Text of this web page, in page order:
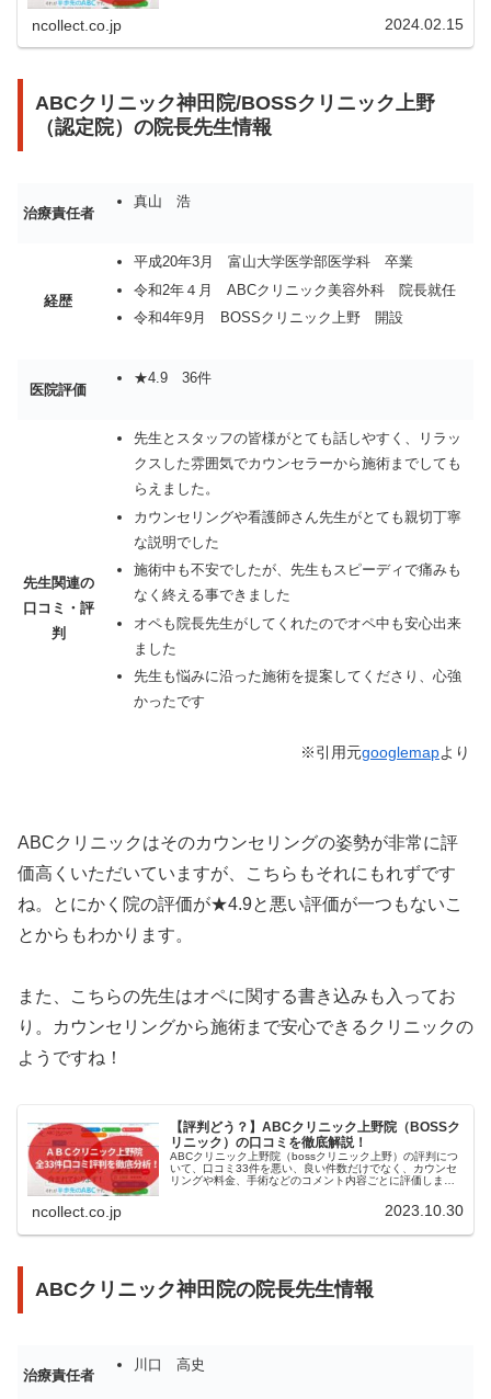
ncollect.co.jp 2024.02.15
ABCクリニック神田院/BOSSクリニック上野
（認定院）の院長先生情報
治療責任者
真山 浩
経歴
平成20年3月 富山大学医学部医学科 卒業
令和2年４月 ABCクリニック美容外科 院長就任
令和4年9月 BOSSクリニック上野 開設
医院評価
★4.9 36件
先生関連の
口コミ・評
判
先生とスタッフの皆様がとても話しやすく、リラッ
クスした雰囲気でカウンセラーから施術までしても
らえました。
カウンセリングや看護師さん先生がとても親切丁寧
な説明でした
施術中も不安でしたが、先生もスピーディで痛みも
なく終える事できました
オペも院長先生がしてくれたのでオペ中も安心出来
ました
先生も悩みに沿った施術を提案してくださり、心強
かったです
※引用元googlemapより
ABCクリニックはそのカウンセリングの姿勢が非常に評
価高くいただいていますが、こちらもそれにもれずです
ね。とにかく院の評価が★4.9と悪い評価が一つもないこ
とからもわかります。
また、こちらの先生はオペに関する書き込みも入ってお
り。カウンセリングから施術まで安心できるクリニックの
ようですね！
【評判どう？】ABCクリニック上野院（BOSSク
リニック）の口コミを徹底解説！
ABCクリニック上野院（bossクリニック上野）の評判につ
いて、口コミ33件を悪い、良い件数だけでなく、カウンセ
リングや料金、手術などのコメント内容ごとに評価しまし
ncollect.co.jp 2023.10.30
ABCクリニック神田院の院長先生情報
治療責任者
川口 高史